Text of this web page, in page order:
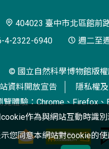
404023 臺中市北區館前
4-2322-6940
週二至
© 國立自然科學博物館版
資料開放宣告
隱私權
覽體驗：Chrome、Firefox、
作為與網站互動時識
您同意本網站對cookie的